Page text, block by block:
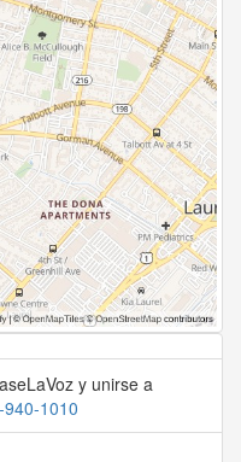
y unirse a
1010